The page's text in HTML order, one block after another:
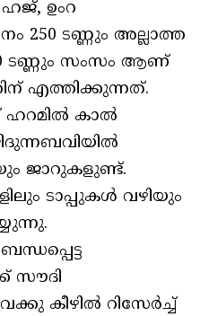
ഉംറ
250 ടണ്ണും അല്ലാത്ത
ടണ്ണും സംസം ആണ്
എത്തിക്കുന്നത്.
ഹറമില്‍ കാല്‍
ജാറുകളുണ്ട്.
ടാപ്പുകള്‍ വഴിയും
സൗദി
കീഴില്‍ റിസേര്‍ച്ച്